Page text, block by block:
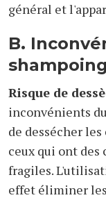
général et
B.
shampoing
Risque de
inconvénients
de dessécher
ceux qui ont des
fragiles.
effet éliminer